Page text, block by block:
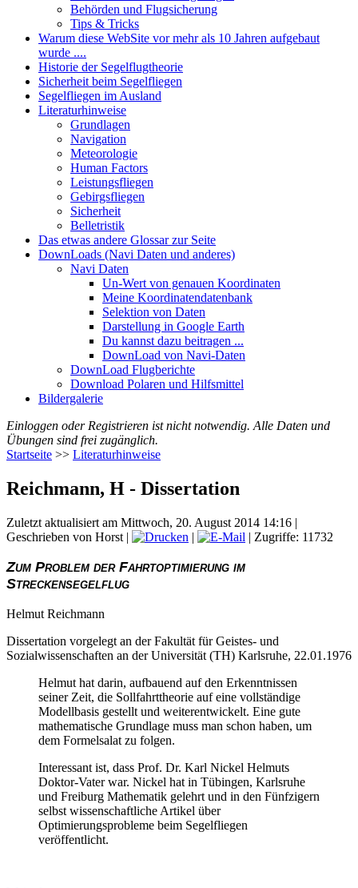
Behörden und Flugsicherung
Tips & Tricks
Warum diese WebSite vor mehr als 10 Jahren aufgebaut
wurde ....
Historie der Segelflugtheorie
Sicherheit beim Segelfliegen
Segelfliegen im Ausland
Literaturhinweise
Grundlagen
Navigation
Meteorologie
Human Factors
Leistungsfliegen
Gebirgsfliegen
Sicherheit
Belletristik
Das etwas andere Glossar zur Seite
DownLoads (Navi Daten und anderes)
Navi Daten
Un-Wert von genauen Koordinaten
Meine Koordinatendatenbank
Selektion von Daten
Darstellung in Google Earth
Du kannst dazu beitragen ...
DownLoad von Navi-Daten
DownLoad Flugberichte
Download Polaren und Hilfsmittel
Bildergalerie
Einloggen oder Registrieren ist nicht notwendig. Alle Daten und
Übungen sind frei zugänglich.
Startseite >> Literaturhinweise
Reichmann, H - Dissertation
Zuletzt aktualisiert am Mittwoch, 20. August 2014 14:16 |
Geschrieben von Horst | | | Zugriffe: 11732
Zum Problem der Fahrtoptimierung im
Streckensegelflug
Helmut Reichmann
Dissertation vorgelegt an der Fakultät für Geistes- und
Sozialwissenschaften an der Universität (TH) Karlsruhe, 22.01.1976
Helmut hat darin, aufbauend auf den Erkenntnissen
seiner Zeit, die Sollfahrttheorie auf eine vollständige
Modellbasis gestellt und weiterentwickelt. Eine gute
mathematische Grundlage muss man schon haben, um
dem Formelsalat zu folgen.
Interessant ist, dass Prof. Dr. Karl Nickel Helmuts
Doktor-Vater war. Nickel hat in Tübingen, Karlsruhe
und Freiburg Mathematik gelehrt und in den Fünfzigern
selbst wissenschaftliche Artikel über
Optimierungsprobleme beim Segelfliegen
veröffentlicht.